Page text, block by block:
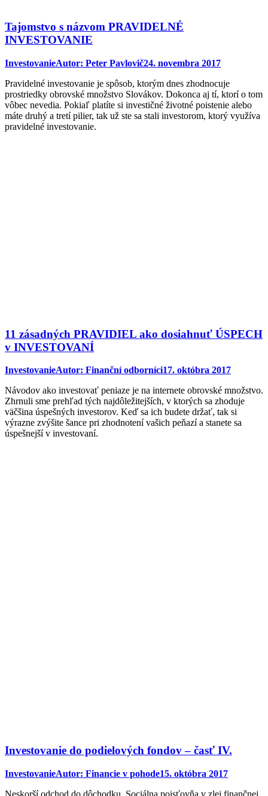
Tajomstvo s názvom PRAVIDELNÉ
INVESTOVANIE
InvestovanieAutor: Peter Pavlovič24. novembra 2017
Pravidelné investovanie je spôsob, ktorým dnes zhodnocuje
prostriedky obrovské množstvo Slovákov. Dokonca aj tí, ktorí o tom
vôbec nevedia. Pokiaľ platíte si investičné životné poistenie alebo
máte druhý a tretí pilier, tak už ste sa stali investorom, ktorý využíva
pravidelné investovanie.
11 zásadných PRAVIDIEL ako dosiahnuť ÚSPECH
v INVESTOVANÍ
InvestovanieAutor: Finanční odborníci17. októbra 2017
Návodov ako investovať peniaze je na internete obrovské množstvo.
Zhrnuli sme prehľad tých najdôležitejších, v ktorých sa zhoduje
väčšina úspešných investorov. Keď sa ich budete držať, tak si
výrazne zvýšite šance pri zhodnotení vašich peňazí a stanete sa
úspešnejší v investovaní.
Investovanie do podielových fondov – časť IV.
InvestovanieAutor: Financie v pohode15. októbra 2017
Neskorší odchod do dôchodku, Sociálna poisťovňa v zlej finančnej